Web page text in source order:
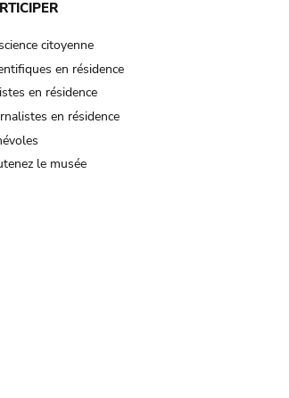
citoyenne
en résidence
en résidence
en résidence
le musée